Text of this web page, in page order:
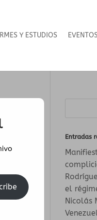
Y ESTUDIOS
Entradas
el
Nicolás